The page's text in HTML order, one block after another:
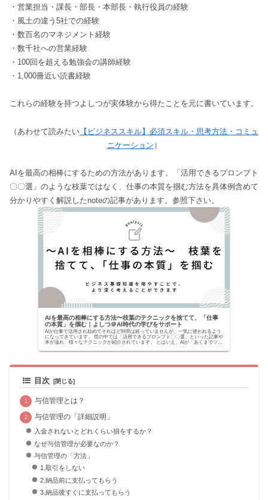
・営業担当・課長・部長・本部長・執行役員の経験
・風土の違う5社での経験
・数百名のマネジメント経験
・数千社への営業経験
・100回を超える勉強会の講師経験
・1,000冊近い読書経験
これらの経験を持つよしつが実体験から得たことを元に書いています。
（あわせて読みたい 【ビジネススキル】必須スキル・思考方法・コミュ
ニケーション ）
AIを最高の相棒にするための方法があります。「活用できるプロンプト
〇〇選」のような枝葉ではなく、仕事の本質を掴む方法を具体例含めて
分かりやすく解説したnoteの記事があります。参照下さい。
AIを最高の相棒にする方法〜枝葉のテクニックを捨てて、「仕事
の本質」を掴む｜よしつ＠AI時代の学びをサポート
AIが仕事で活用され始めてそれほど時間は経っていませんが、一気に使われるよう
になってきています。 世の中では「活用できるプロンプト〇〇選」といった記事や
本が溢れ、様々なテクニックが紹介されています。 とはいえ、AIが「あくまでツー
目次
与信管理とは？
与信管理の「詳細説明」
入金されないとどれくらい損をするか？
なぜ与信管理が必要なのか？
与信管理の「方法」
1.取引をしない
2.納品前に支払ってもらう
3.納品後すぐに支払ってもらう